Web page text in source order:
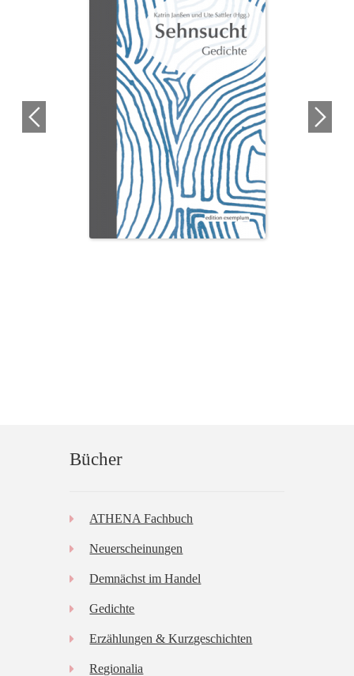
Bücher
ATHENA Fachbuch
Neuerscheinungen
Demnächst im Handel
Gedichte
Erzählungen & Kurzgeschichten
Regionalia